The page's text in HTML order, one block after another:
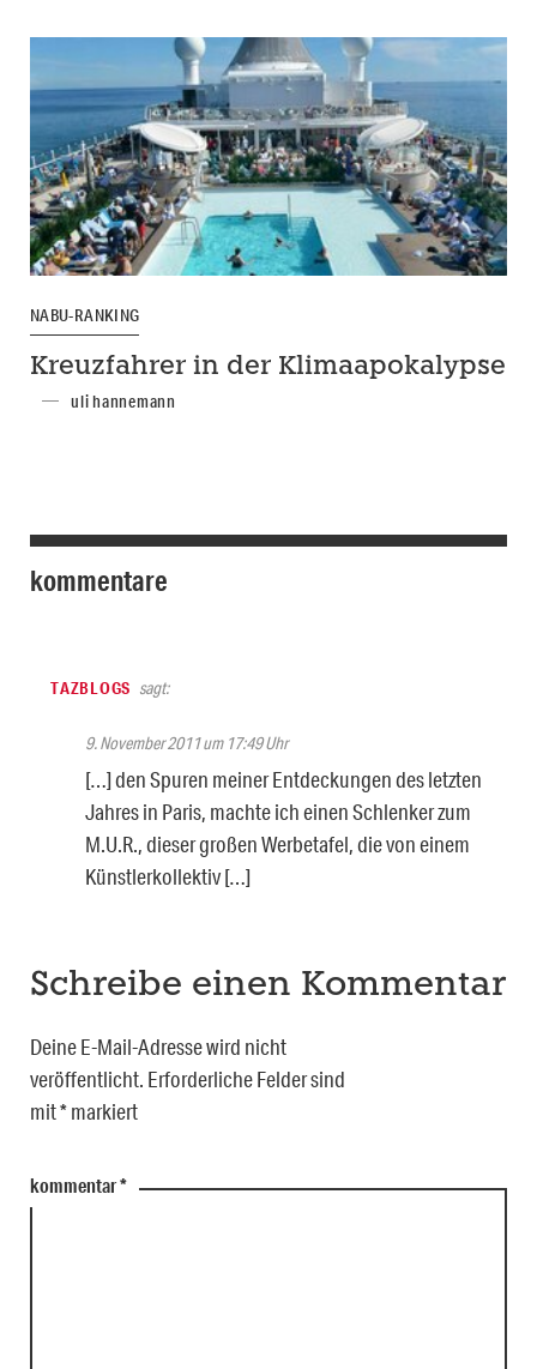
NABU-RANKING
Kreuzfahrer in der Klimaapokalypse
uli hannemann
kommentare
TAZBLOGS sagt:
9. November 2011 um 17:49 Uhr
[…] den Spuren meiner Entdeckungen des letzten
Jahres in Paris, machte ich einen Schlenker zum
M.U.R., dieser großen Werbetafel, die von einem
Künstlerkollektiv […]
Schreibe einen Kommentar
Deine E-Mail-Adresse wird nicht
veröffentlicht. Erforderliche Felder sind
mit*markiert
kommentar*